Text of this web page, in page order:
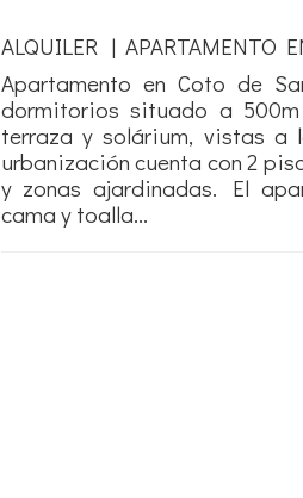
ALQUILER | APARTAMENTO
Apartamento en Coto de
dormitorios situado a
terraza y solárium, vistas a
urbanización cuenta con 2
y zonas ajardinadas. El
cama y toalla...